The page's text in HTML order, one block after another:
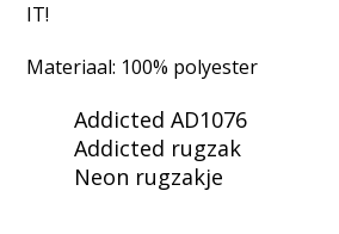
IT!
Materiaal: 100% polyester
Addicted AD1076
Addicted rugzak
Neon rugzakje